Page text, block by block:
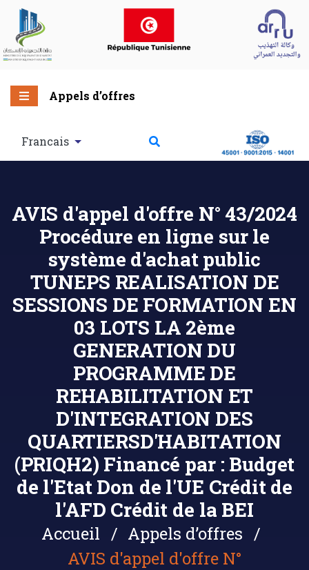
Appels d’offres
Francais
AVIS d'appel d'offre N° 43/2024
Procédure en ligne sur le
système d'achat public
TUNEPS REALISATION DE
SESSIONS DE FORMATION EN
03 LOTS LA 2ème
GENERATION DU
PROGRAMME DE
REHABILITATION ET
D'INTEGRATION DES
QUARTIERSD'HABITATION
(PRIQH2) Financé par : Budget
de l'Etat Don de l'UE Crédit de
l'AFD Crédit de la BEI
Accueil
Appels d’offres
AVIS d'appel d'offre N°